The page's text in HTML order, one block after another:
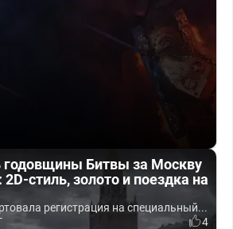
годовщины Битвы за Москву
стиль, золото и поездка на
регистрация на специальный...
4